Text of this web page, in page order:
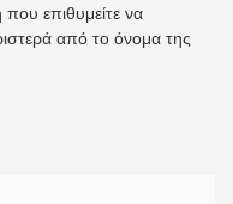
επιθυμείτε να
από το όνομα της